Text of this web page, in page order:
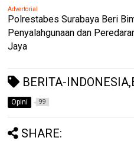
Advertorial
Polrestabes Surabaya Beri
Penyalahgunaan dan
Jaya
BERITA-
Opini 99
SHARE: